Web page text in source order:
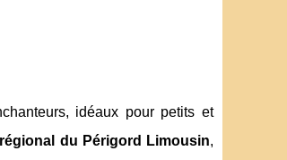
idéaux pour petits et
du Périgord Limousin,